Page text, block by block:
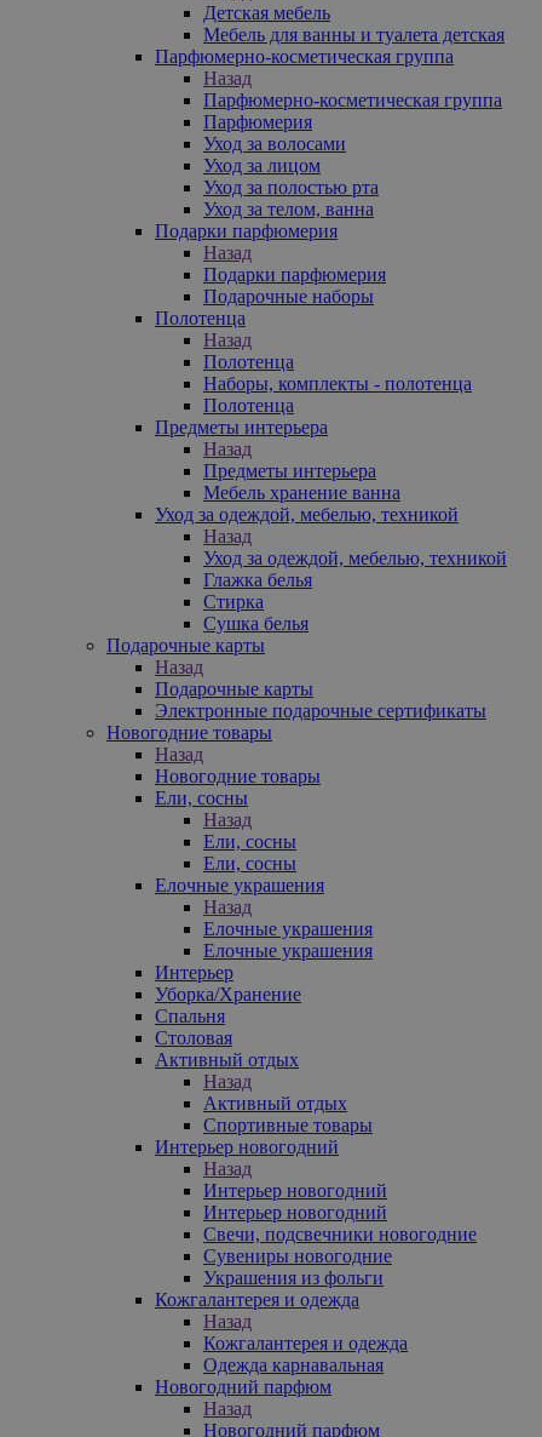
Детская мебель
Мебель для ванны и туалета детская
Парфюмерно-косметическая группа
Назад
Парфюмерно-косметическая группа
Парфюмерия
Уход за волосами
Уход за лицом
Уход за полостью рта
Уход за телом, ванна
Подарки парфюмерия
Назад
Подарки парфюмерия
Подарочные наборы
Полотенца
Назад
Полотенца
Наборы, комплекты - полотенца
Полотенца
Предметы интерьера
Назад
Предметы интерьера
Мебель хранение ванна
Уход за одеждой, мебелью, техникой
Назад
Уход за одеждой, мебелью, техникой
Глажка белья
Стирка
Сушка белья
Подарочные карты
Назад
Подарочные карты
Электронные подарочные сертификаты
Новогодние товары
Назад
Новогодние товары
Ели, сосны
Назад
Ели, сосны
Ели, сосны
Елочные украшения
Назад
Елочные украшения
Елочные украшения
Интерьер
Уборка/Хранение
Спальня
Столовая
Активный отдых
Назад
Активный отдых
Спортивные товары
Интерьер новогодний
Назад
Интерьер новогодний
Интерьер новогодний
Свечи, подсвечники новогодние
Сувениры новогодние
Украшения из фольги
Кожгалантерея и одежда
Назад
Кожгалантерея и одежда
Одежда карнавальная
Новогодний парфюм
Назад
Новогодний парфюм